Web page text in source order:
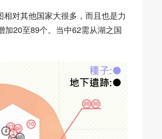
对其他国家大很多，而且也是力
加20至89个。当中62需从湖之国